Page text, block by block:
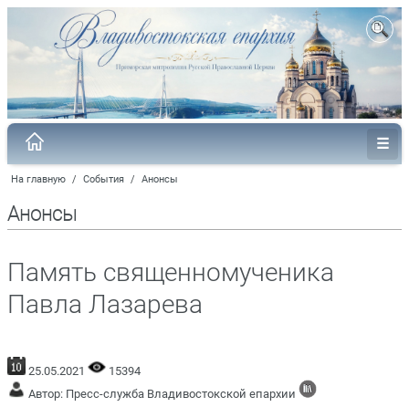
На главную / События / Анонсы
Анонсы
Память священномученика
Павла Лазарева
25.05.2021
15394
Автор: Пресс-служба Владивостокской епархии